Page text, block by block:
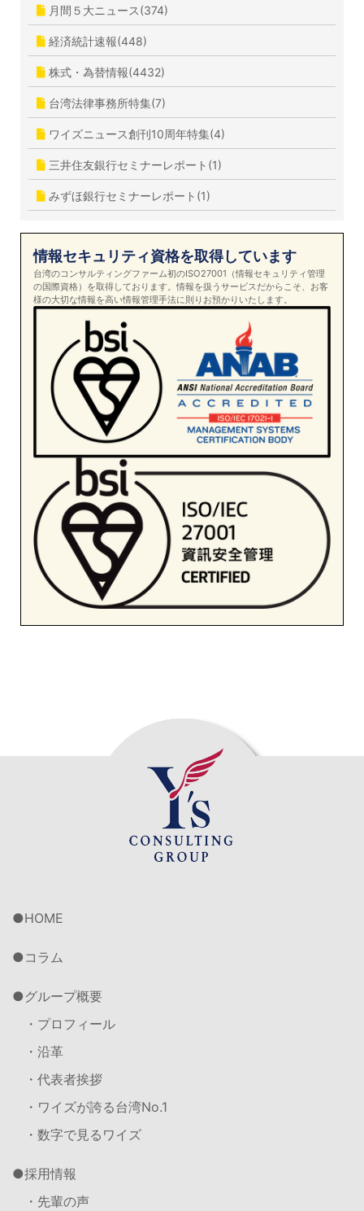
月間５大ニュース(374)
経済統計速報(448)
株式・為替情報(4432)
台湾法律事務所特集(7)
ワイズニュース創刊10周年特集(4)
三井住友銀行セミナーレポート(1)
みずほ銀行セミナーレポート(1)
情報セキュリティ資格を取得しています
台湾のコンサルティングファーム初のISO27001（情報セキュリティ管理
の国際資格）を取得しております。情報を扱うサービスだからこそ、お客
様の大切な情報を高い情報管理手法に則りお預かりいたします。
HOME
コラム
グループ概要
・プロフィール
・沿革
・代表者挨拶
・ワイズが誇る台湾No.1
・数字で見るワイズ
採用情報
・先輩の声